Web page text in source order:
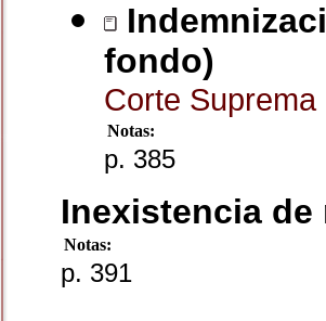
fondo)
Corte Suprema
Notas:
p. 385
Inexistencia
Notas:
p. 391